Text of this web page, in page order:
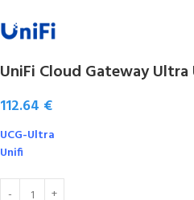
UniFi Cloud Gateway
112.64 €
UCG-Ultra
Unifi